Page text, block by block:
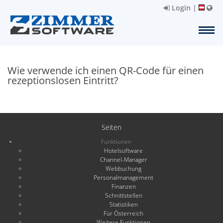
Login |
Wie verwende ich einen QR-Code für einen
rezeptionslosen Eintritt?
Seiten
Funktionen
Hotelsoftware
Channel-Manager
Webbuchung
Personalmanagement
Finanzen
Schnittstellen
Statistiken
Für Österreich